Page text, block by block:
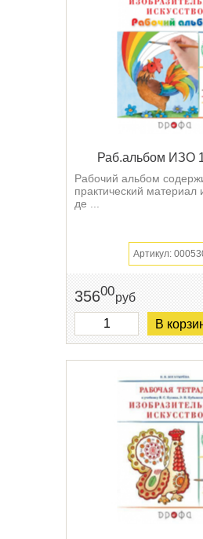
Раб.альбом ИЗО
Рабочий альбом
практический материал
де ...
Артикул:
35600руб
В